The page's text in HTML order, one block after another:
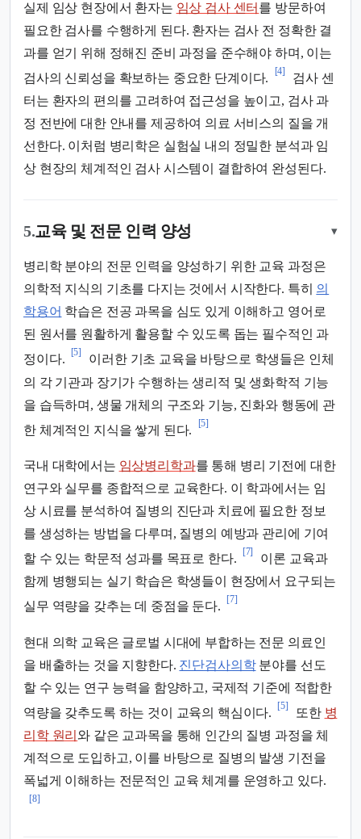
실제 임상 현장에서 환자는 임상 검사 센터 를 방문하여
필요한 검사를 수행하게 된다. 환자는 검사 전 정확한 결
과를 얻기 위해 정해진 준비 과정을 준수해야 하며, 이는
검사의 신뢰성을 확보하는 중요한 단계이다.
[4]
검사 센
터는 환자의 편의를 고려하여 접근성을 높이고, 검사 과
정 전반에 대한 안내를 제공하여 의료 서비스의 질을 개
선한다. 이처럼 병리학은 실험실 내의 정밀한 분석과 임
상 현장의 체계적인 검사 시스템이 결합하여 완성된다.
5.교육 및 전문 인력 양성 ▾
병리학 분야의 전문 인력을 양성하기 위한 교육 과정은
의학적 지식의 기초를 다지는 것에서 시작한다. 특히 의
학용어 학습은 전공 과목을 심도 있게 이해하고 영어로
된 원서를 원활하게 활용할 수 있도록 돕는 필수적인 과
정이다.
[5]
이러한 기초 교육을 바탕으로 학생들은 인체
의 각 기관과 장기가 수행하는 생리적 및 생화학적 기능
을 습득하며, 생물 개체의 구조와 기능, 진화와 행동에 관
한 체계적인 지식을 쌓게 된다.
[5]
국내 대학에서는 임상병리학과를 통해 병리 기전에 대한
연구와 실무를 종합적으로 교육한다. 이 학과에서는 임
상 시료를 분석하여 질병의 진단과 치료에 필요한 정보
를 생성하는 방법을 다루며, 질병의 예방과 관리에 기여
할 수 있는 학문적 성과를 목표로 한다.
[7]
이론 교육과
함께 병행되는 실기 학습은 학생들이 현장에서 요구되는
실무 역량을 갖추는 데 중점을 둔다.
[7]
현대 의학 교육은 글로벌 시대에 부합하는 전문 의료인
을 배출하는 것을 지향한다. 진단검사의학분야를 선도
할 수 있는 연구 능력을 함양하고, 국제적 기준에 적합한
역량을 갖추도록 하는 것이 교육의 핵심이다.
[5]
또한 병
리학 원리 와 같은 교과목을 통해 인간의 질병 과정을 체
계적으로 도입하고, 이를 바탕으로 질병의 발생 기전을
폭넓게 이해하는 전문적인 교육 체계를 운영하고 있다.
[8]